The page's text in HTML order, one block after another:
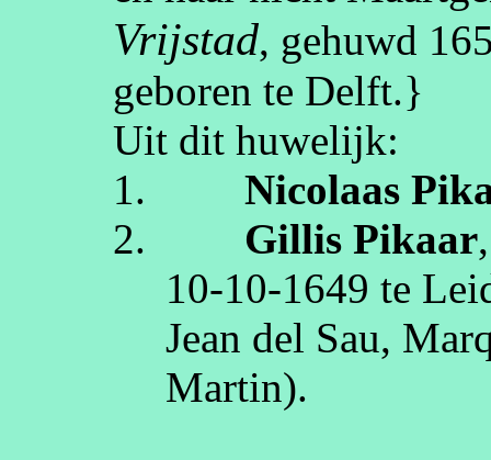
Vrijstad, gehuwd
geboren te Delft.}
Uit dit huwelijk:
1.
Nicolaas
2.
Gillis Pikaar
10‑10‑1649 te
Jean del Sau,
Martin).